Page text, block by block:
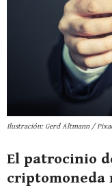
Ilustración: Gerd Altmann /
El patrocinio
criptomoneda